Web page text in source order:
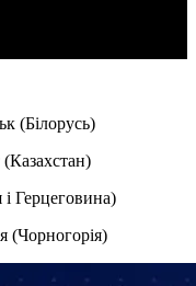
(Білорусь)
Герцеговина)
(Чорногорія)